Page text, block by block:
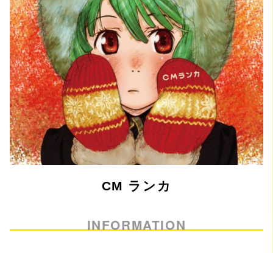
CM ランカ
INFORMATION